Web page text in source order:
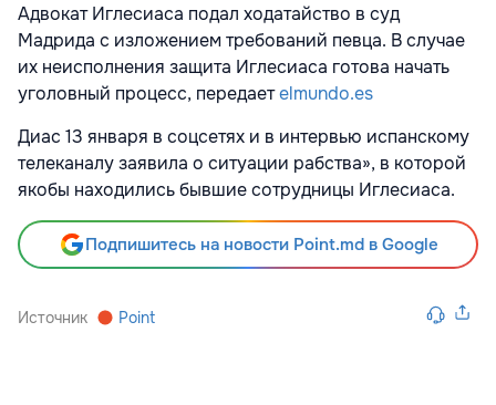
Адвокат Иглесиаса подал ходатайство в суд
Мадрида с изложением требований певца. В случае
их неисполнения защита Иглесиаса готова начать
уголовный процесс, передаетelmundo.es
Диас 13 января в соцсетях и в интервью испанскому
телеканалу заявила о ситуации рабства», в которой
якобы находились бывшие сотрудницы Иглесиаса.
Подпишитесь на новости Point.md в Google
Источник Point